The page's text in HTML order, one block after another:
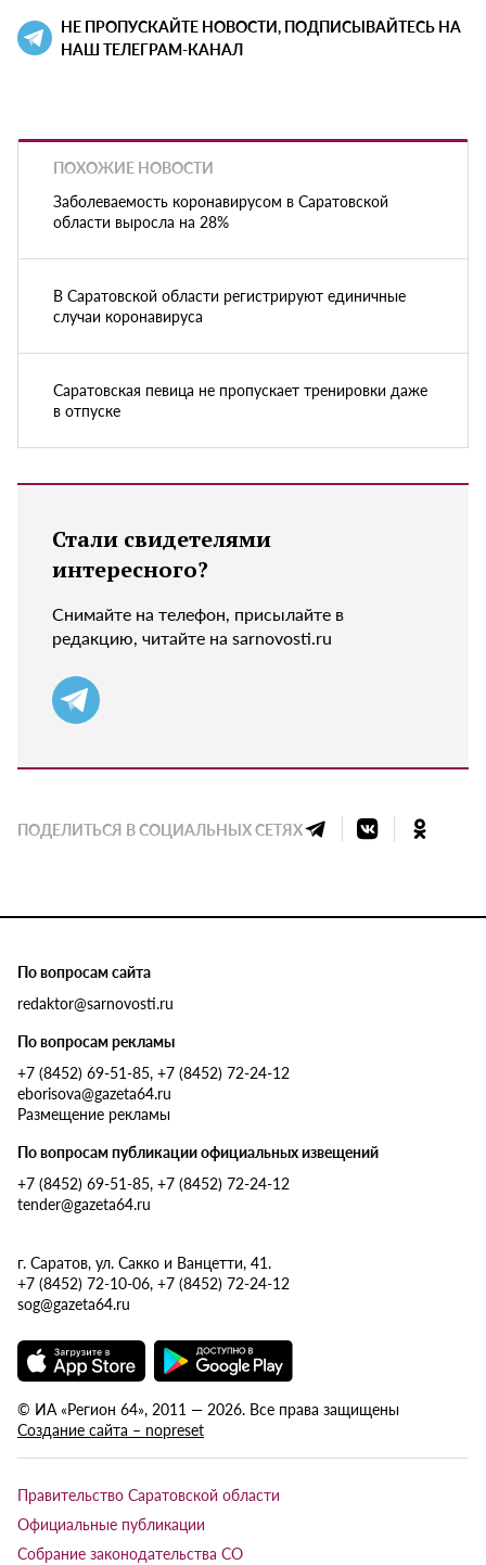
НЕ ПРОПУСКАЙТЕ НОВОСТИ, ПОДПИСЫВАЙТЕСЬ НА
НАШ ТЕЛЕГРАМ-КАНАЛ
ПОХОЖИЕ НОВОСТИ
Заболеваемость коронавирусом в Саратовской
области выросла на 28%
В Саратовской области регистрируют единичные
случаи коронавируса
Саратовская певица не пропускает тренировки даже
в отпуске
Стали свидетелями
интересного?
Снимайте на телефон, присылайте в
редакцию, читайте на sarnovosti.ru
ПОДЕЛИТЬСЯ В СОЦИАЛЬНЫХ СЕТЯХ
По вопросам сайта
redaktor@sarnovosti.ru
По вопросам рекламы
+7 (8452) 69-51-85, +7 (8452) 72-24-12
eborisova@gazeta64.ru
Размещение рекламы
По вопросам публикации официальных извещений
+7 (8452) 69-51-85, +7 (8452) 72-24-12
tender@gazeta64.ru
г. Саратов, ул. Сакко и Ванцетти, 41.
+7 (8452) 72-10-06, +7 (8452) 72-24-12
sog@gazeta64.ru
© ИА «Регион 64», 2011 — 2026. Все права защищены
Создание сайта – nopreset
Правительство Саратовской области
Официальные публикации
Собрание законодательства СО